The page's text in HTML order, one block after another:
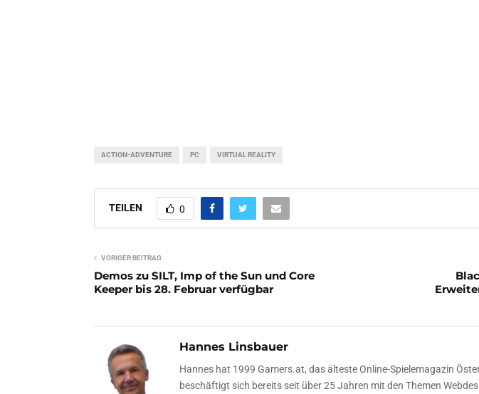
ACTION-ADVENTURE PC VIRTUAL REALITY
TEILEN 0
VORIGER BEITRAG
Demos zu SILT, Imp of the Sun und Core
Keeper bis 28. Februar verfügbar
Hannes Linsbauer
Hannes hat 1999 Gamers.at, das älteste Online-Spielemagazin
beschäftigt sich bereits seit über 25 Jahren mit den Themen